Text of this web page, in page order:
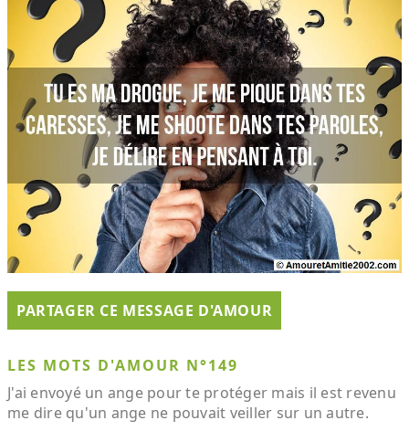
PARTAGER CE MESSAGE D'AMOUR
LES MOTS D'AMOUR N°149
J'ai envoyé un ange pour te protéger mais il est revenu
me dire qu'un ange ne pouvait veiller sur un autre.